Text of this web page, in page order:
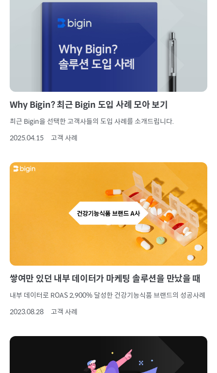
Why Bigin? 최근 Bigin 도입 사례 모아 보기
최근 Bigin을 선택한 고객사들의 도입 사례를 소개드립니다.
2025.04.15
고객 사례
쌓여만 있던 내부 데이터가 마케팅 솔루션을 만났을 때
내부 데이터로 ROAS 2,900% 달성한 건강기능식품 브랜드의 성공사례
2023.08.28
고객 사례